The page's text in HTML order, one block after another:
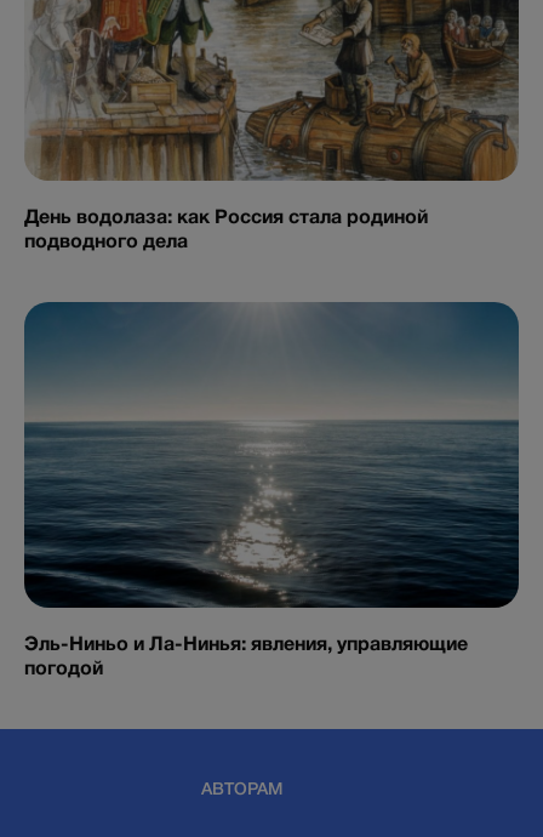
День водолаза: как Россия стала родиной
подводного дела
Эль-Ниньо и Ла-Нинья: явления, управляющие
погодой
АВТОРАМ